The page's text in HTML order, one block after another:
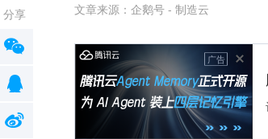
文章来源： 企鹅号 - 制造云
广告
分享